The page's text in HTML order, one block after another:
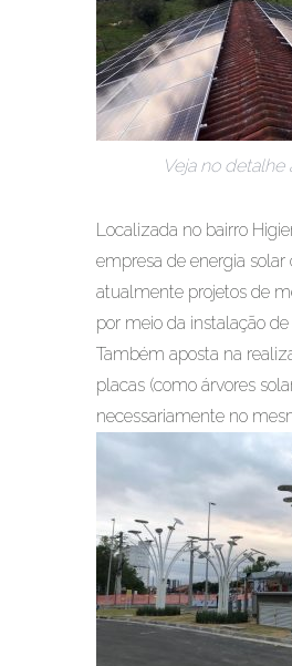
Veja no detalhe
Localizada no bairro
empresa de energia
atualmente projetos de
por meio da instalação
Também aposta na
placas (como árvores
necessariamente no